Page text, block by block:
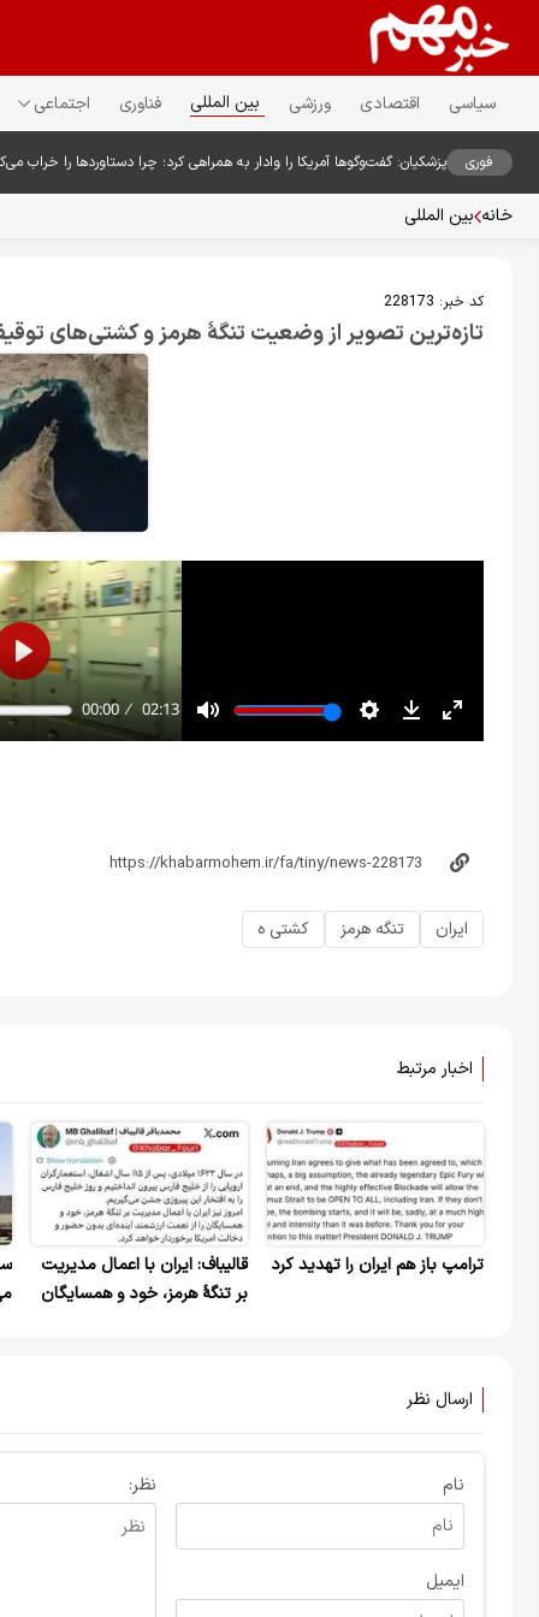
سیاسی اقتصادی ورزشی بین المللی فناوری اجتماعی
فوری پزشکیان: گفت‌وگوها آمریکا را وادار به همراهی کرد؛ چرا دستاوردها را خراب
خانه بین المللی
کد خبر: 228173
تازه‌ترین تصویر از وضعیت تنگۀ هرمز و کشتی‌های
ایران تنگه هرمز کشتی ه
اخبار مرتبط
ترامپ باز هم ایران را تهدید کرد
قالیباف: ایران با اعمال مدیریت
بر تنگهٔ هرمز، خود و همسایگان
ارسال نظر
نام
ایمیل
نظر: